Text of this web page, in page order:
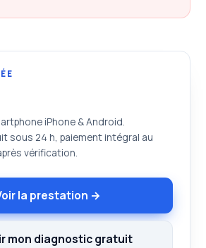
iPhone & Android.
sous 24 h, paiement intégral au
vérification.
la prestation →
mon diagnostic gratuit